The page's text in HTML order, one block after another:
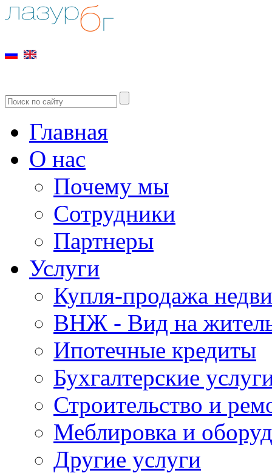
Главная
О нас
Почему мы
Сотрудники
Партнеры
Услуги
Купля-продажа
ВНЖ - Вид на
Ипотечные кредиты
Бухгалтерские
Строительство и
Меблировка и
Другие услуги